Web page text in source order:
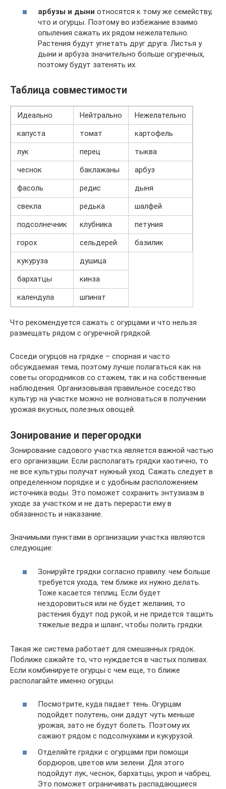
арбузы и дыни относятся к тому же семейству,
что и огурцы. Поэтому во избежание взаимо
опыления сажать их рядом нежелательно.
Растения будут угнетать друг друга. Листья у
дыни и арбуза значительно больше огуречных,
поэтому будут затенять их.
Таблица совместимости
Идеально Нейтрально
Нежелательно
капуста
томат
картофель
лук
перец
тыква
чеснок
баклажаны
арбуз
фасоль
редис
дыня
свекла
редька
шалфей
подсолнечник
клубника
петуния
горох
сельдерей
базилик
кукуруза
душица
бархатцы
кинза
календула
шпинат
Что рекомендуется сажать с огурцами и что нельзя
размещать рядом с огуречной грядкой.
Соседи огурцов на грядке – спорная и часто
обсуждаемая тема, поэтому лучше полагаться как на
советы огородников со стажем, так и на собственные
наблюдения. Организовывая правильное соседство
культур на участке можно не волноваться в получении
урожая вкусных, полезных овощей.
Зонирование и перегородки
Зонирование садового участка является важной частью
его организации. Если располагать грядки хаотично, то
не все культуры получат нужный уход. Сажать следует в
определенном порядке и с удобным расположением
источника воды. Это поможет сохранить энтузиазм в
уходе за участком и не дать перерасти ему в
обязанность и наказание.
Значимыми пунктами в организации участка являются
следующие:
Зонируйте грядки согласно правилу: чем больше
требуется ухода, тем ближе их нужно делать.
Тоже касается теплиц. Если будет
нездоровиться или не будет желания, то
растения будут под рукой, и не придется тащить
тяжелые ведра и шланг, чтобы полить грядки.
Такая же система работает для смешанных грядок.
Поближе сажайте то, что нуждается в частых поливах.
Если комбинируете огурцы с чем еще, то ближе
располагайте именно огурцы.
Посмотрите, куда падает тень. Огурцам
подойдет полутень, они дадут чуть меньше
урожая, зато не будут болеть. Поэтому их
сажают рядом с подсолнухами и кукурузой.
Отделяйте грядки с огурцами при помощи
бордюров, цветов или зелени. Для этого
подойдут лук, чеснок, бархатцы, укроп и чабрец.
Это поможет ограничивать распадающиеся